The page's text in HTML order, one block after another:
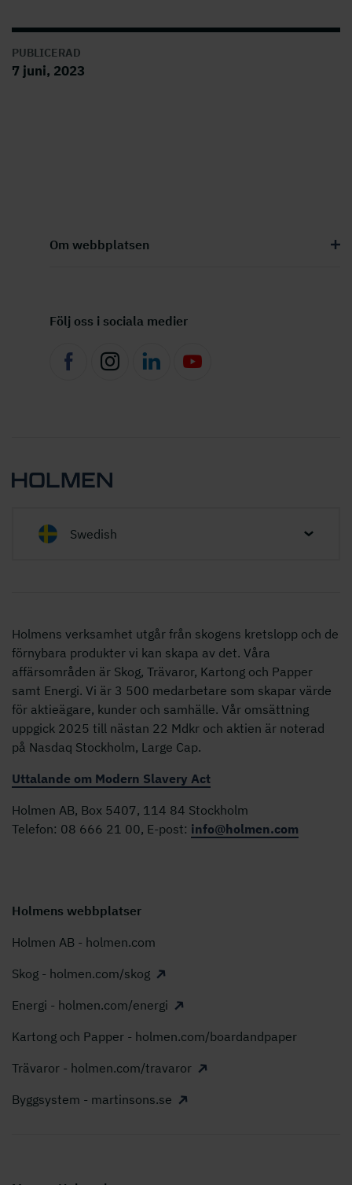
PUBLICERAD
7 juni, 2023
Om webbplatsen
Följ oss i sociala medier
Swedish
Holmens verksamhet utgår från skogens kretslopp och de
förnybara produkter vi kan skapa av det. Våra
affärsområden är Skog, Trävaror, Kartong och Papper
samt Energi. Vi är 3 500 medarbetare som skapar värde
för aktieägare, kunder och samhälle. Vår omsättning
uppgick 2025 till nästan 22 Mdkr och aktien är noterad
på Nasdaq Stockholm, Large Cap.
Uttalande om Modern Slavery Act
Holmen AB, Box 5407, 114 84 Stockholm
Telefon: 08 666 21 00, E-post: info@holmen.com
Holmens webbplatser
Holmen AB - holmen.com
Skog - holmen.com/skog
Energi - holmen.com/energi
Kartong och Papper - holmen.com/boardandpaper
Trävaror - holmen.com/travaror
Byggsystem - martinsons.se